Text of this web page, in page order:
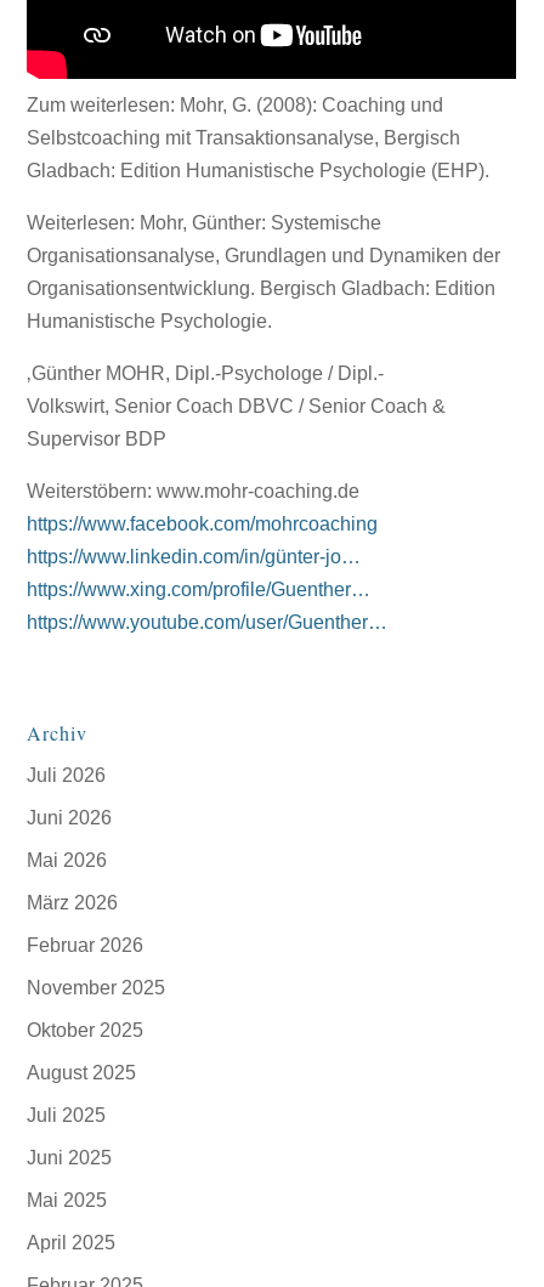
Zum weiterlesen: Mohr, G. (2008): Coaching und
Selbstcoaching mit Transaktionsanalyse, Bergisch
Gladbach: Edition Humanistische Psychologie (EHP).
Weiterlesen: Mohr, Günther: Systemische
Organisationsanalyse, Grundlagen und Dynamiken der
Organisationsentwicklung. Bergisch Gladbach: Edition
Humanistische Psychologie.
‚Günther MOHR, Dipl.-Psychologe / Dipl.-
Volkswirt, Senior Coach DBVC / Senior Coach &
Supervisor BDP
Weiterstöbern: www.mohr-coaching.de
https://www.facebook.com/mohrcoaching
https://www.linkedin.com/in/günter-jo…
https://www.xing.com/profile/Guenther…
https://www.youtube.com/user/Guenther…
Archiv
Juli 2026
Juni 2026
Mai 2026
März 2026
Februar 2026
November 2025
Oktober 2025
August 2025
Juli 2025
Juni 2025
Mai 2025
April 2025